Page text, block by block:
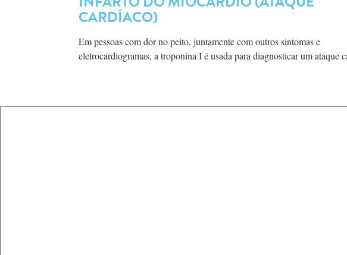
CARDÍACO)
Em pessoas com dor no peito, juntamente com outros sintomas e
eletrocardiogramas, a troponina I é usada para diagnosticar um ataque